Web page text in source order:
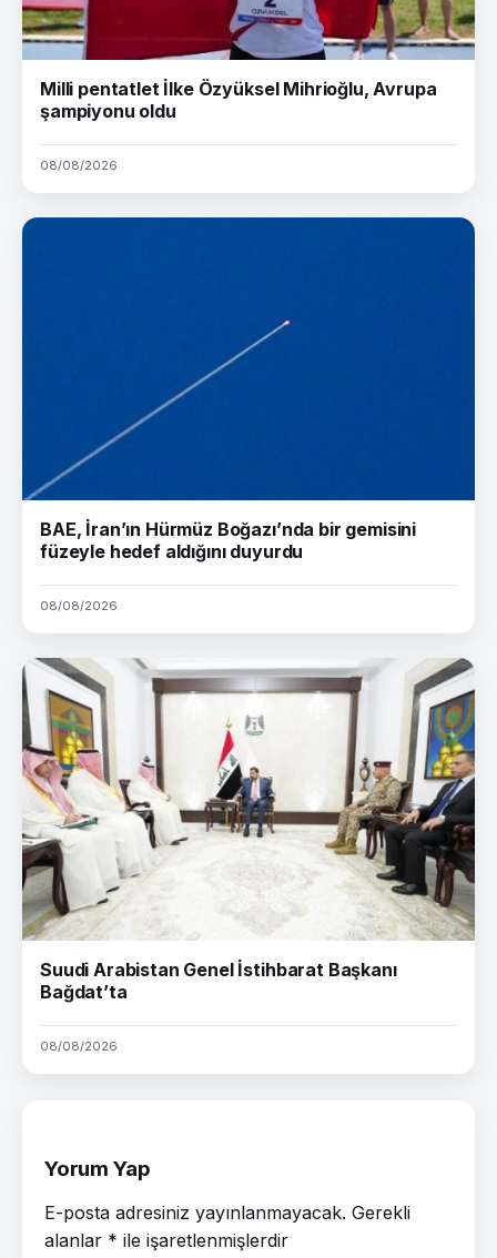
Milli pentatlet İlke Özyüksel Mihrioğlu, Avrupa
şampiyonu oldu
08/08/2026
BAE, İran’ın Hürmüz Boğazı’nda bir gemisini
füzeyle hedef aldığını duyurdu
08/08/2026
Suudi Arabistan Genel İstihbarat Başkanı
Bağdat’ta
08/08/2026
Yorum Yap
E-posta adresiniz yayınlanmayacak. Gerekli
alanlar * ile işaretlenmişlerdir